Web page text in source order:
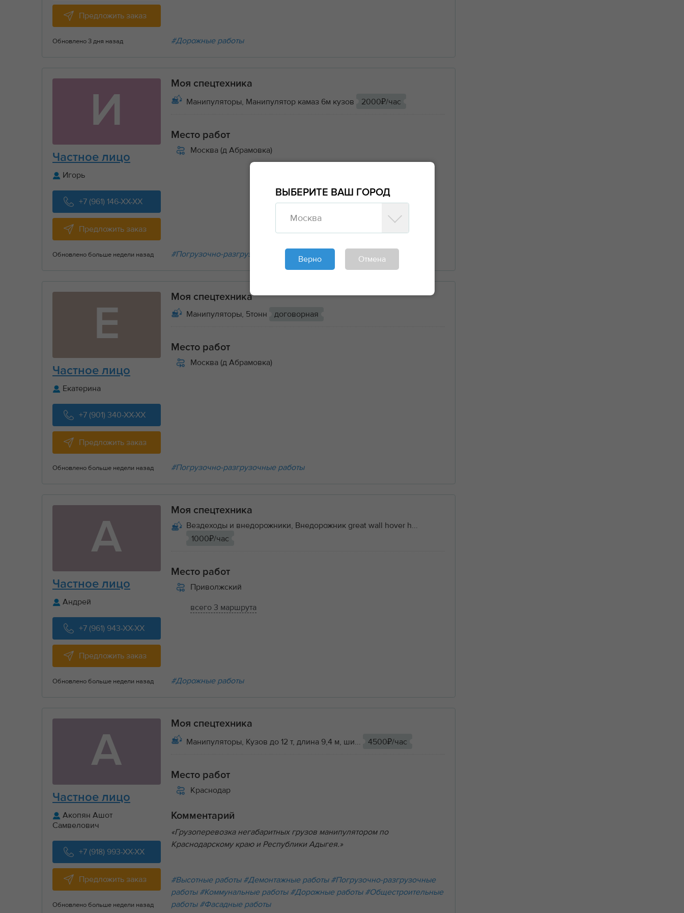
Предложить заказ
Обновлено 3 дня назад #Дорожные работы
И
Частное лицо
Игорь
+7 (961) 146-XX-XX
Предложить заказ
Обновлено больше недели назад
Моя спецтехника
Манипуляторы, Манипулятор камаз 6м кузов
2000₽/час
Место работ
Москва (д Абрамовка)
#Погрузочно-разгрузочные работы
Е
Частное лицо
Екатерина
+7 (901) 340-XX-XX
Предложить заказ
Обновлено больше недели назад
Моя спецтехника
Манипуляторы, 5тонн
договорная
Место работ
Москва (д Абрамовка)
#Погрузочно-разгрузочные работы
А
Частное лицо
Андрей
+7 (961) 943-XX-XX
Предложить заказ
Обновлено больше недели назад
Моя спецтехника
Вездеходы и внедорожники, Внедорожник great wall hover h...
1000₽/час
Место работ
Приволжский
всего 3 маршрута
#Дорожные работы
А
Частное лицо
Акопян Ашот
Самвелович
+7 (918) 993-XX-XX
Предложить заказ
Обновлено больше недели назад
Моя спецтехника
Манипуляторы, Кузов до 12 т, длина 9,4 м, ши...
4500₽/час
Место работ
Краснодар
Комментарий
«Грузоперевозка негабаритных грузов манипулятором по
Краснодарскому краю и Республики Адыгея.»
#Высотные работы #Демонтажные работы #Погрузочно-разгрузочные
работы #Коммунальные работы #Дорожные работы #Общестроительные
работы #Фасадные работы
ВЫБЕРИТЕ ВАШ ГОРОД
Москва
Верно Отмена